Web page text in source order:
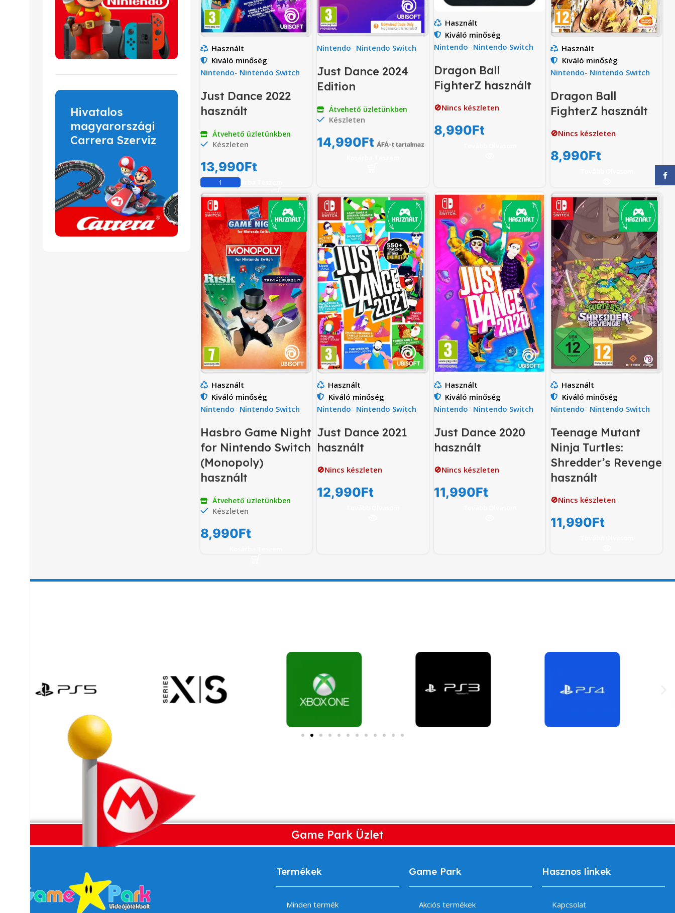
Hivatalos
magyarországi
Carrera Szerviz
Használt
Kiváló minőség
Nintendo- Nintendo Switch
Just Dance 2022
használt
Átvehető üzletünkben
Készleten
13,990Ft
Nintendo- Nintendo Switch
Just Dance 2024
Edition
Átvehető üzletünkben
Készleten
14,990Ft ÁFÁ-t tartalmaz
Használt
Kiváló minőség
Nintendo- Nintendo Switch
Dragon Ball
FighterZ használt
🚫Nincs készleten
8,990Ft
Használt
Kiváló minőség
Nintendo- Nintendo Switch
Dragon Ball
FighterZ használt
🚫Nincs készleten
8,990Ft
Használt
Kiváló minőség
Nintendo- Nintendo Switch
Hasbro Game Night
for Nintendo Switch
(Monopoly)
használt
Átvehető üzletünkben
Készleten
8,990Ft
Használt
Kiváló minőség
Nintendo- Nintendo Switch
Just Dance 2021
használt
🚫Nincs készleten
12,990Ft
Használt
Kiváló minőség
Nintendo- Nintendo Switch
Just Dance 2020
használt
🚫Nincs készleten
11,990Ft
Használt
Kiváló minőség
Nintendo- Nintendo Switch
Teenage Mutant
Ninja Turtles:
Shredder’s Revenge
használt
🚫Nincs készleten
11,990Ft
Game Park Üzlet
Termékek
Minden termék
Game Park
Akciós termékek
Hasznos linkek
Kapcsolat